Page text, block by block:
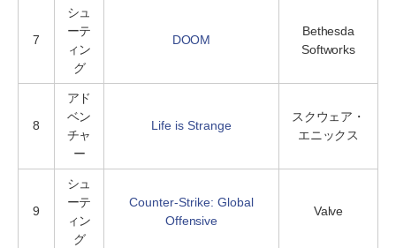
7
シュ
ーテ
ィン
グ
DOOM
Bethesda
Softworks
8
アド
ベン
チャ
ー
Life is Strange
スクウェア・
エニックス
9
シュ
ーテ
ィン
グ
Counter-Strike: Global
Offensive
Valve